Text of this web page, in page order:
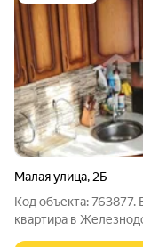
Малая улица, 2Б
Код объекта: 763877.
квартира в